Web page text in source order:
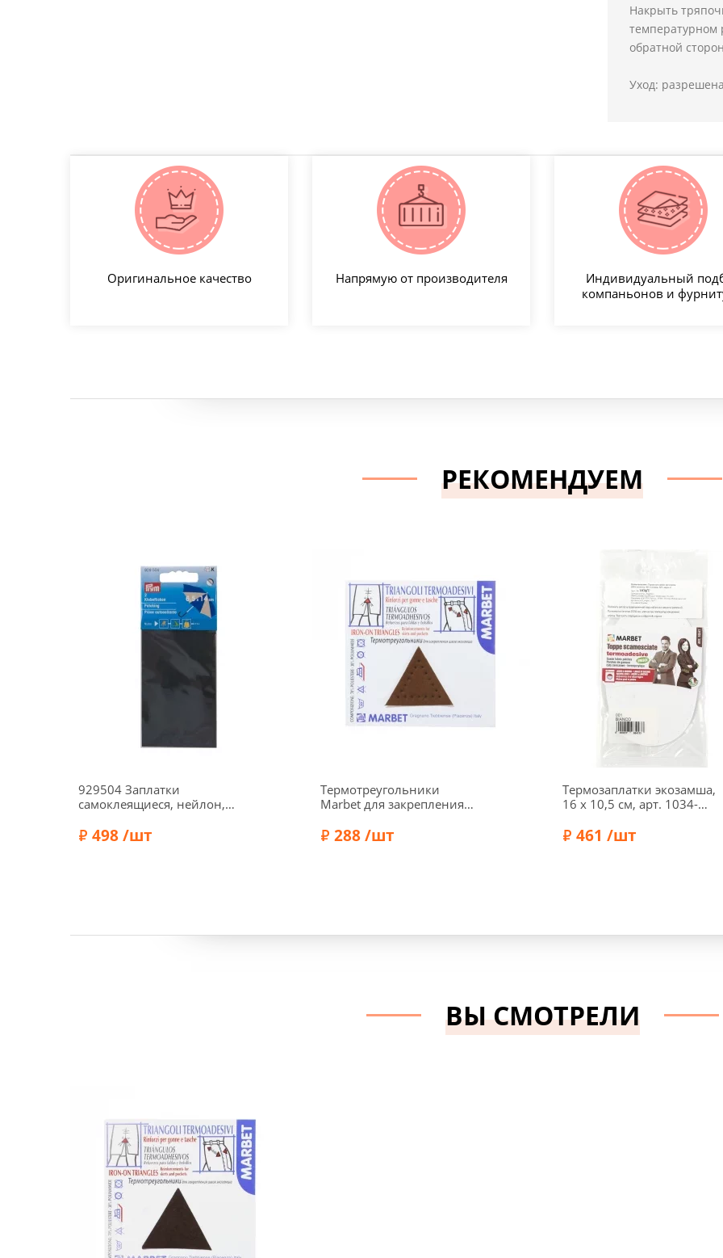
Накрыть
температурном
обратной
Уход:
Оригинальное качество Напрямую от производителя
Индивидуальный
компаньонов и
РЕКОМЕНДУЕМ
929504 Заплатки
самоклеящиеся, нейлон,
2шт., Prym
498 /шт
Бренд: Prym
Термотреугольники
Marbet для закрепления
шт., цвет дерева
288 /шт
Бренд: Marbet
Термозаплатки экозамша,
16 х 10,5 см, арт. 1034-
461 /шт
ВЫ СМОТРЕЛИ